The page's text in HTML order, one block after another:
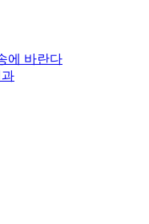
에 바란다